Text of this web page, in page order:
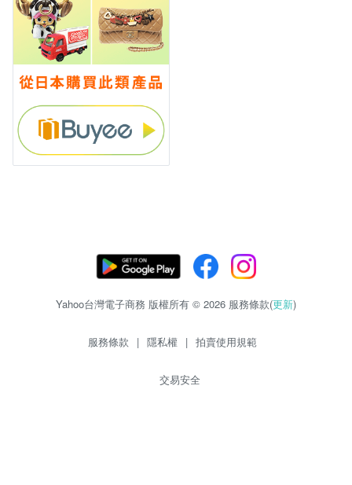
Yahoo台灣電子商務 版權所有 © 2026 服務條款(更新)
服務條款 | 隱私權 | 拍賣使用規範
交易安全